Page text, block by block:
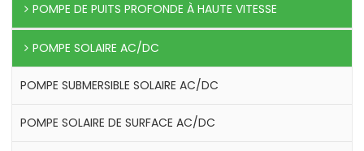
POMPE DE PUITS PROFONDE À HAUTE VITESSE
POMPE SOLAIRE AC/DC
POMPE SUBMERSIBLE SOLAIRE AC/DC
POMPE SOLAIRE DE SURFACE AC/DC